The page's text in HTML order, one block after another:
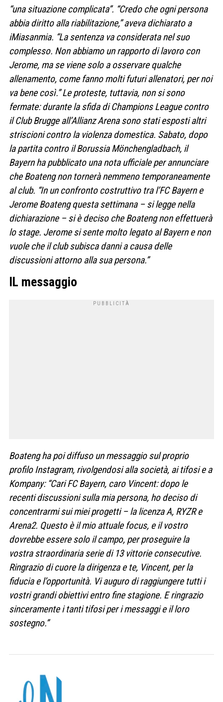
“una situazione complicata”. “Credo che ogni persona
abbia diritto alla riabilitazione,” aveva dichiarato a
iMiasanmia. “La sentenza va considerata nel suo
complesso. Non abbiamo un rapporto di lavoro con
Jerome, ma se viene solo a osservare qualche
allenamento, come fanno molti futuri allenatori, per noi
va bene così.” Le proteste, tuttavia, non si sono
fermate: durante la sfida di Champions League contro
il Club Brugge all’Allianz Arena sono stati esposti altri
striscioni contro la violenza domestica. Sabato, dopo
la partita contro il Borussia Mönchengladbach, il
Bayern ha pubblicato una nota ufficiale per annunciare
che Boateng non tornerà nemmeno temporaneamente
al club. “In un confronto costruttivo tra l’FC Bayern e
Jerome Boateng questa settimana – si legge nella
dichiarazione – si è deciso che Boateng non effettuerà
lo stage. Jerome si sente molto legato al Bayern e non
vuole che il club subisca danni a causa delle
discussioni attorno alla sua persona.”
IL messaggio
Boateng ha poi diffuso un messaggio sul proprio
profilo Instagram, rivolgendosi alla società, ai tifosi e a
Kompany: “Cari FC Bayern, caro Vincent: dopo le
recenti discussioni sulla mia persona, ho deciso di
concentrarmi sui miei progetti – la licenza A, RYZR e
Arena2. Questo è il mio attuale focus, e il vostro
dovrebbe essere solo il campo, per proseguire la
vostra straordinaria serie di 13 vittorie consecutive.
Ringrazio di cuore la dirigenza e te, Vincent, per la
fiducia e l’opportunità. Vi auguro di raggiungere tutti i
vostri grandi obiettivi entro fine stagione. E ringrazio
sinceramente i tanti tifosi per i messaggi e il loro
sostegno.”